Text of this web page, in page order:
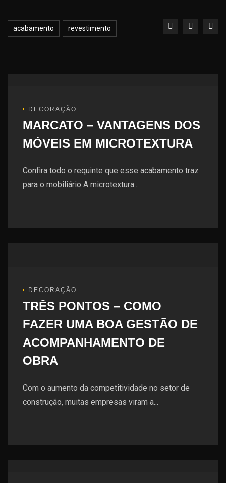
acabamento revestimento
DECORAÇÃO
MARCATO – VANTAGENS DOS
MÓVEIS EM MICROTEXTURA
Confira todo o requinte que esse acabamento traz
para o mobiliário A microtextura...
DECORAÇÃO
TRÊS PONTOS – COMO
FAZER UMA BOA GESTÃO DE
ACOMPANHAMENTO DE
OBRA
Com o aumento da competitividade no setor de
construção, muitas empresas viram a...